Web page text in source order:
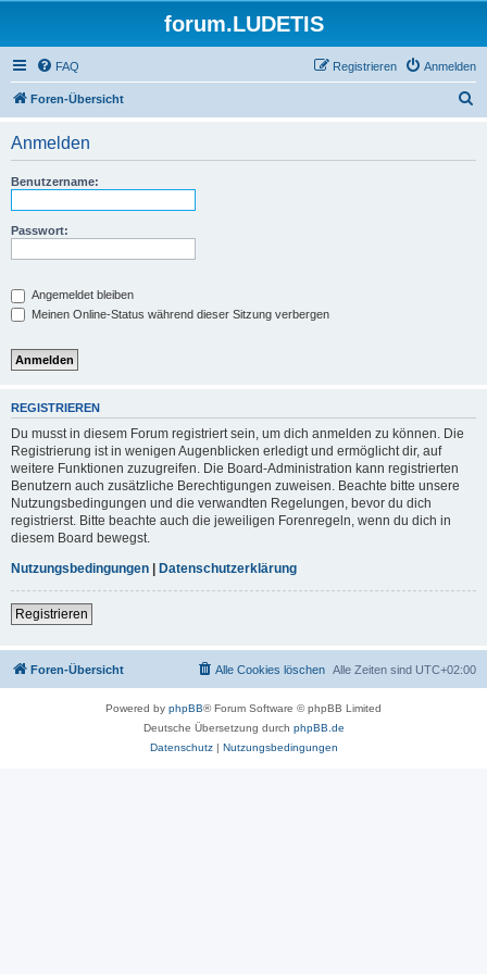
forum.LUDETIS
FAQ Anmelden
Registrieren
Foren-Übersicht
Anmelden
Benutzername:
Passwort:
Angemeldet bleiben
Meinen Online-Status während dieser Sitzung verbergen
REGISTRIEREN
Du musst in diesem Forum registriert sein, um dich anmelden zu können. Die
Registrierung ist in wenigen Augenblicken erledigt und ermöglicht dir, auf
weitere Funktionen zuzugreifen. Die Board-Administration kann registrierten
Benutzern auch zusätzliche Berechtigungen zuweisen. Beachte bitte unsere
Nutzungsbedingungen und die verwandten Regelungen, bevor du dich
registrierst. Bitte beachte auch die jeweiligen Forenregeln, wenn du dich in
diesem Board bewegst.
Nutzungsbedingungen | Datenschutzerklärung
Registrieren
Foren-Übersicht Alle Zeiten sind UTC+02:00
Alle Cookies löschen
Powered by phpBB® Forum Software © phpBB Limited
Deutsche Übersetzung durch phpBB.de
Datenschutz| Nutzungsbedingungen